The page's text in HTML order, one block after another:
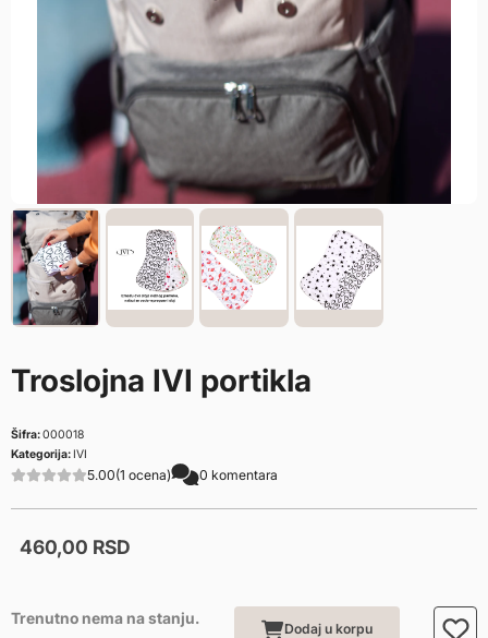
Troslojna IVI portikla
Šifra:000018
Kategorija:IVI
5.00(1 ocena) 0 komentara
460,00 RSD
Trenutno nema na stanju.
Dodaj u korpu